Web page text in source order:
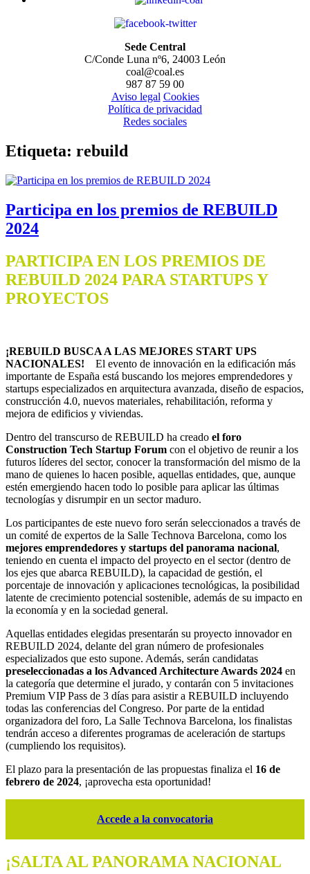
Sede Central
C/Conde Luna nº6, 24003 León
coal@coal.es
987 87 59 00
Aviso legal Cookies
Política de privacidad
Redes sociales
Etiqueta: rebuild
Participa en los premios de REBUILD
2024
PARTICIPA EN LOS PREMIOS DE
REBUILD 2024 PARA STARTUPS Y
PROYECTOS
¡REBUILD BUSCA A LAS MEJORES START UPS
NACIONALES!
El evento de innovación en la edificación más
importante de España está buscando los mejores emprendedores y
startups especializados en arquitectura avanzada, diseño de espacios,
construcción 4.0, nuevos materiales, rehabilitación, reforma y
mejora de edificios y viviendas.
Dentro del transcurso de REBUILD ha creado el foro
Construction Tech Startup Forum con el objetivo de reunir a los
futuros líderes del sector, conocer la transformación del mismo de la
mano de quienes lo hacen posible, aquellas entidades, que, aunque
estén emergiendo hacen todo lo posible para aplicar las últimas
tecnologías y disrumpir en un sector maduro.
Los participantes de este nuevo foro serán seleccionados a través de
un comité de expertos de la Salle Technova Barcelona, como los
mejores emprendedores y startups del panorama nacional,
teniendo en cuenta el impacto del proyecto en el sector (dentro de
los ejes que abarca REBUILD), la capacidad de gestión, el
porcentaje de innovación y aplicaciones tecnológicas, la posibilidad
latente de crecimiento potencial sostenible, además de su impacto en
la economía y en la sociedad general.
Aquellas entidades elegidas presentarán su proyecto innovador en
REBUILD 2024, delante del gran número de profesionales
especializados que esto supone. Además, serán candidatas
preseleccionadas a los Advanced Architecture Awards 2024 en
la categoría que determine el jurado, y contarán con 5 invitaciones
Premium VIP Pass de 3 días para asistir a REBUILD incluyendo
todas las conferencias del Congreso. Por parte de la entidad
organizadora del foro, La Salle Technova Barcelona, los finalistas
tendrán acceso a diferentes programas de aceleración de startups
(cumpliendo los requisitos).
El plazo para la presentación de las propuestas finaliza el 16 de
febrero de 2024, ¡aprovecha esta oportunidad!
Accede a la convocatoria
¡SALTA AL PANORAMA NACIONAL